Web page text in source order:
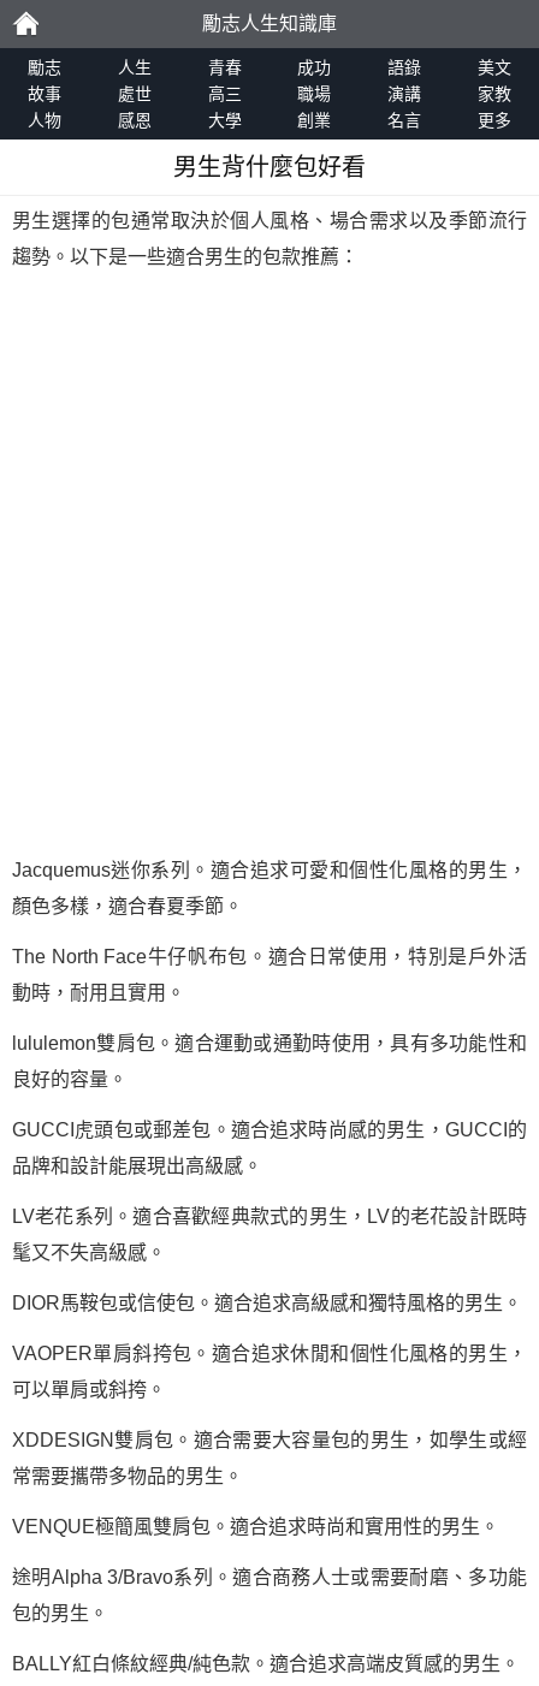
勵
志
勵志人生知識庫
勵志 人生 青春 成功 語錄
美文
故事
處世 高三 職場 演講
家教
人物
感恩 大學 創業 名言 更多
男生背什麼包好看
男生選擇的包通常取決於個人風格、場合需求以及季節流行
趨勢。以下是一些適合男生的包款推薦：
Jacquemus迷你系列。適合追求可愛和個性化風格的男生，
顏色多樣，適合春夏季節。
The North Face牛仔帆布包。適合日常使用，特別是戶外活
動時，耐用且實用。
lululemon雙肩包。適合運動或通勤時使用，具有多功能性和
良好的容量。
GUCCI虎頭包或郵差包。適合追求時尚感的男生，GUCCI的
品牌和設計能展現出高級感。
LV老花系列。適合喜歡經典款式的男生，LV的老花設計既時
髦又不失高級感。
DIOR馬鞍包或信使包。適合追求高級感和獨特風格的男生。
VAOPER單肩斜挎包。適合追求休閒和個性化風格的男生，
可以單肩或斜挎。
XDDESIGN雙肩包。適合需要大容量包的男生，如學生或經
常需要攜帶多物品的男生。
VENQUE極簡風雙肩包。適合追求時尚和實用性的男生。
途明Alpha 3/Bravo系列。適合商務人士或需要耐磨、多功能
包的男生。
BALLY紅白條紋經典/純色款。適合追求高端皮質感的男生。